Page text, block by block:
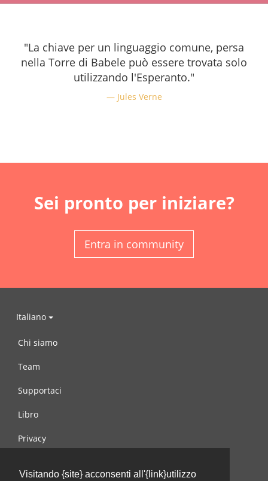
Visitando {site} acconsenti all'{link}utilizzo
"La chiave per un linguaggio comune, persa
nella Torre di Babele può essere trovata solo
utilizzando l'Esperanto."
Jules Verne
Sei pronto per iniziare?
Entra in community
Italiano
Chi siamo
Team
Supportaci
Libro
Privacy